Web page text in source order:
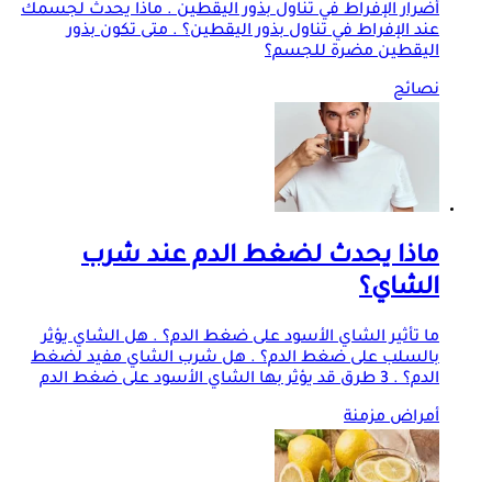
أضرار الإفراط في تناول بذور اليقطين . ماذا يحدث لجسمك
عند الإفراط في تناول بذور اليقطين؟ . متى تكون بذور
اليقطين مضرة للجسم؟
نصائح
ماذا يحدث لضغط الدم عند شرب
الشاي؟
ما تأثير الشاي الأسود على ضغط الدم؟ . هل الشاي يؤثر
بالسلب على ضغط الدم؟ . هل شرب الشاي مفيد لضغط
الدم؟ . 3 طرق قد يؤثر بها الشاي الأسود على ضغط الدم
أمراض مزمنة